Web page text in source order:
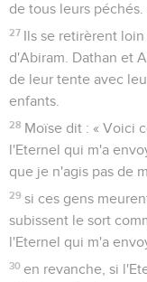
de tous leurs péchés.
27 Ils se retirèrent
d'Abiram. Dathan et
de leur tente avec
enfants.
28 Moïse dit : « Voici
l'Eternel qui m'a
que je n'agis pas de
29 si ces gens
subissent le sort
l'Eternel qui m'a
30 en revanche, si